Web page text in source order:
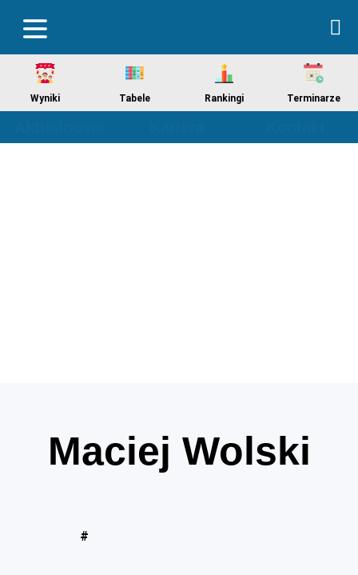
Wyniki Tabele Rankingi Terminarze
Maciej Wolski
#